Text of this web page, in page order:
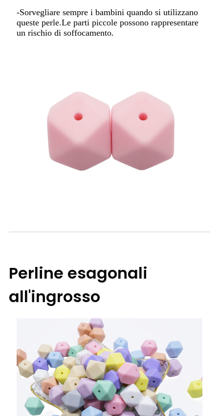
-Sorvegliare sempre i bambini quando si utilizzano
queste perle.Le parti piccole possono rappresentare
un rischio di soffocamento.
Perline esagonali
all'ingrosso